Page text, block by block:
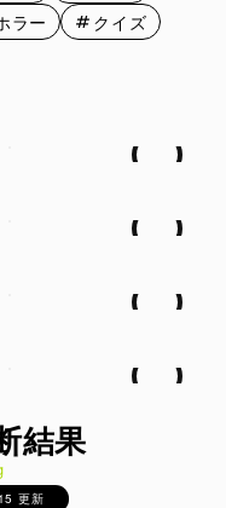
ラー
クイズ
結果
更新